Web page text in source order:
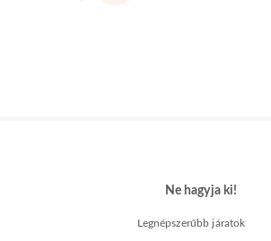
Ne hagyja ki!
Legnépszerűbb járatok